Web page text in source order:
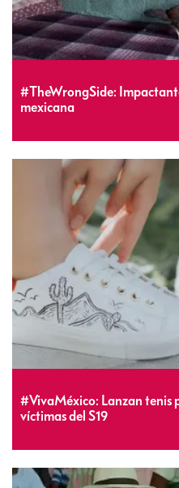
#TheWrongSide:
mexicana
#VivaMéxico: Lanzan tenis
víctimas del S19